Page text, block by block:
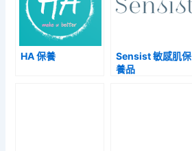
HA 保養
Sensist 敏感肌保
養品